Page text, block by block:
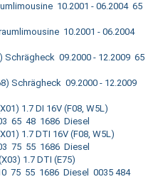
10.2001 - 06.2004 65
10.2001 - 06.2004
Schrägheck 09.2000 - 12.2009 65
Schrägheck 09.2000 - 12.2009
1.7 DI 16V (F08, W5L)
65 48 1686 Diesel
1.7 DTI 16V (F08, W5L)
75 55 1686 Diesel
1.7 DTI (E75)
75 55 1686 Diesel 0035 484